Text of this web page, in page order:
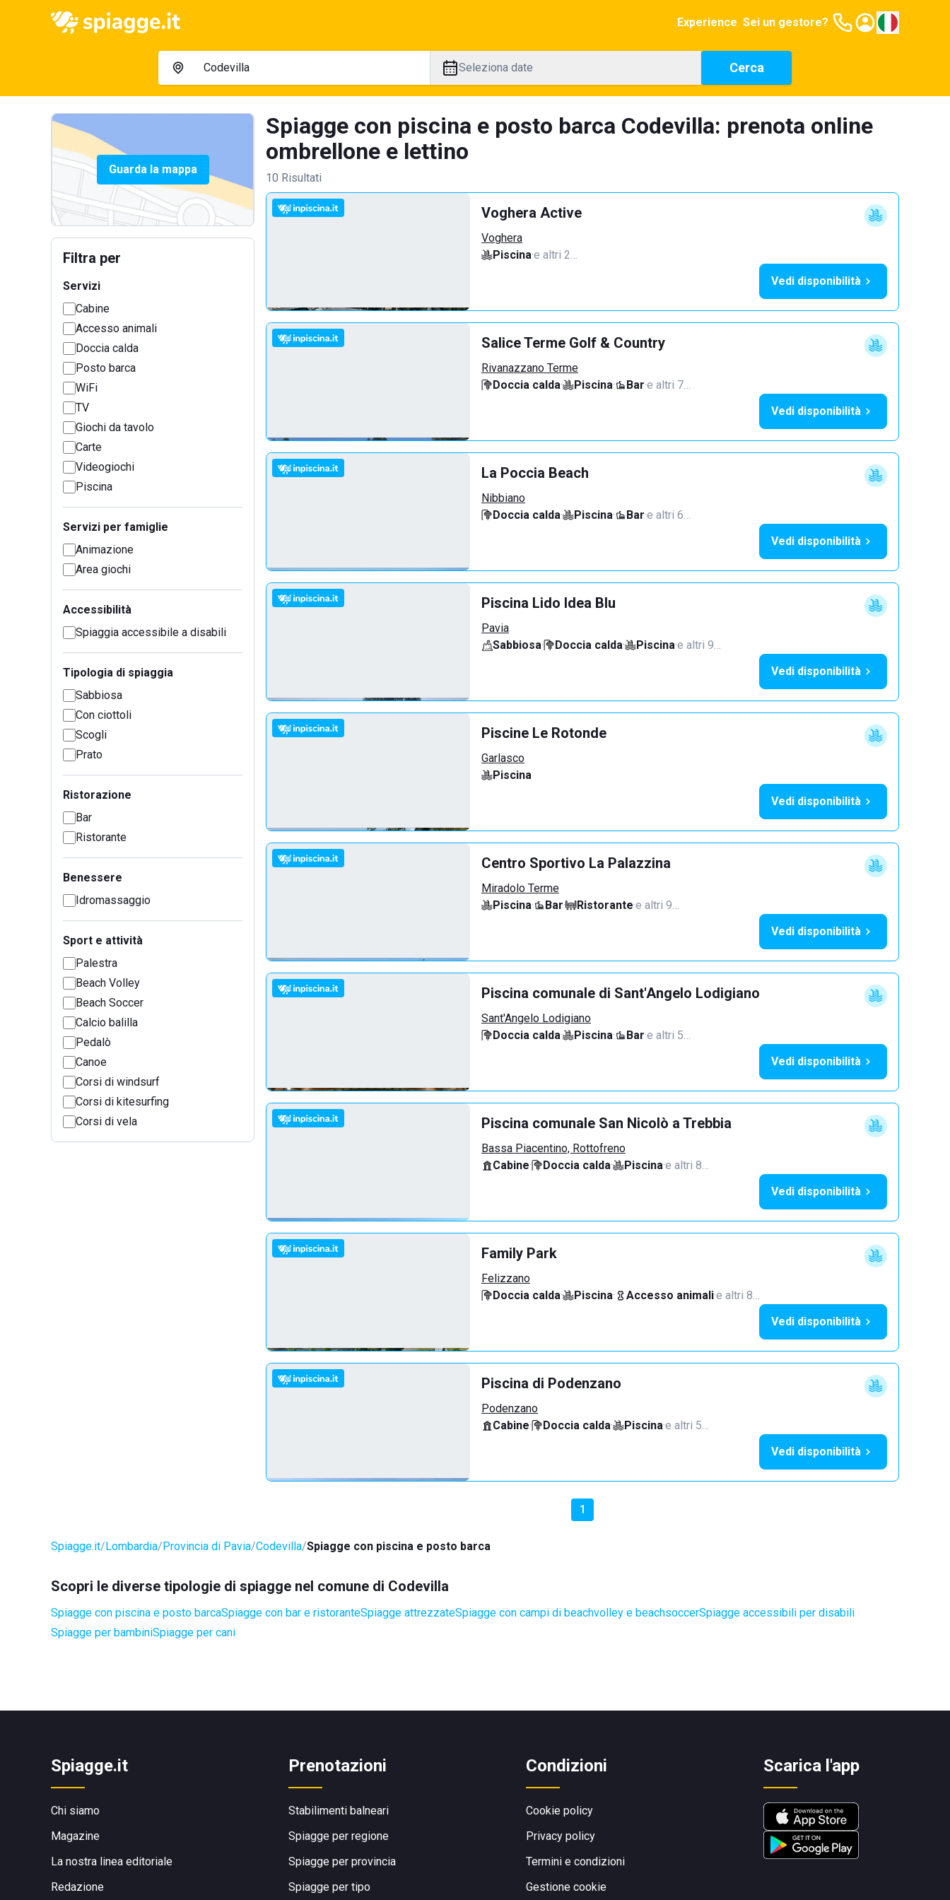
Experience Sei un gestore?
Seleziona date Cerca
Guarda la mappa
Filtra per
Servizi
Cabine
Accesso animali
Doccia calda
Posto barca
WiFi
TV
Giochi da tavolo
Carte
Videogiochi
Piscina
Servizi per famiglie
Animazione
Area giochi
Accessibilità
Spiaggia accessibile a disabili
Tipologia di spiaggia
Sabbiosa
Con ciottoli
Scogli
Prato
Ristorazione
Bar
Ristorante
Benessere
Idromassaggio
Sport e attività
Palestra
Beach Volley
Beach Soccer
Calcio balilla
Pedalò
Canoe
Corsi di windsurf
Corsi di kitesurfing
Corsi di vela
Spiagge con piscina e posto barca Codevilla: prenota online
ombrellone e lettino
10 Risultati
Voghera Active
Voghera
Piscina·e altri 2…
Vedi disponibilità
Salice Terme Golf & Country
Rivanazzano Terme
Doccia calda· Piscina· Bar·e altri 7…
Vedi disponibilità
La Poccia Beach
Nibbiano
Doccia calda· Piscina· Bar·e altri 6…
Vedi disponibilità
Piscina Lido Idea Blu
Pavia
Sabbiosa· Doccia calda· Piscina·e altri 9…
Vedi disponibilità
Piscine Le Rotonde
Garlasco
Piscina
Vedi disponibilità
Centro Sportivo La Palazzina
Miradolo Terme
Piscina· Bar· Ristorante·e altri 9…
Vedi disponibilità
Piscina comunale di Sant'Angelo Lodigiano
Sant'Angelo Lodigiano
Doccia calda· Piscina· Bar·e altri 5…
Vedi disponibilità
Piscina comunale San Nicolò a Trebbia
Bassa Piacentino, Rottofreno
Cabine· Doccia calda· Piscina·e altri 8…
Vedi disponibilità
Family Park
Felizzano
Doccia calda· Piscina· Accesso animali·e altri 8…
Vedi disponibilità
Piscina di Podenzano
Podenzano
Cabine· Doccia calda· Piscina·e altri 5…
Vedi disponibilità
1
Spiagge.it Lombardia Provincia di Pavia Codevilla Spiagge con piscina e posto barca
Scopri le diverse tipologie di spiagge nel comune di Codevilla
Spiagge con piscina e posto barcaSpiagge con bar e ristoranteSpiagge attrezzateSpiagge con campi di beachvolley e beachsoccerSpiagge accessibili per disabili
Spiagge per bambiniSpiagge per cani
Spiagge.it
Chi siamo
Magazine
La nostra linea editoriale
Redazione
Prenotazioni
Stabilimenti balneari
Spiagge per regione
Spiagge per provincia
Spiagge per tipo
Condizioni
Cookie policy
Privacy policy
Termini e condizioni
Gestione cookie
Scarica l'app